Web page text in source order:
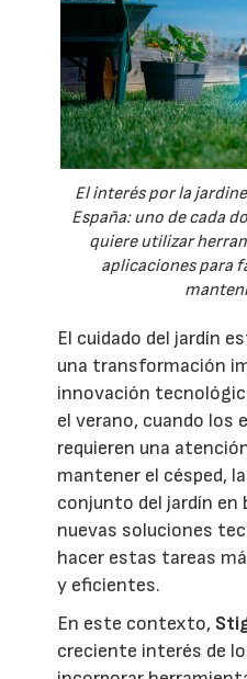
El interés por la
España: uno de cada
quiere utilizar
aplicaciones para
El cuidado del jardín
una transformación
innovación
el verano, cuando los
requieren una
mantener el césped,
conjunto del jardín en
nuevas soluciones
hacer estas tareas
y eficientes.
En este contexto,
creciente interés de